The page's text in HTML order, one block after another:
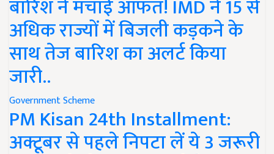
बारिश ने मचाई आफत! IMD ने 15 से
अधिक राज्यों में बिजली कड़कने के
साथ तेज बारिश का अलर्ट किया
जारी..
Government Scheme
PM Kisan 24th Installment:
अक्टूबर से पहले निपटा लें ये 3 जरूरी